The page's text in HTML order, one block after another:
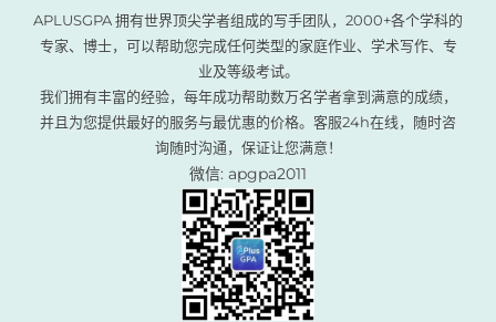
APLUSGPA 拥有世界顶尖学者组成的写手团队，2000+各个学科的
专家、博士，可以帮助您完成任何类型的家庭作业、学术写作、专
业及等级考试。
我们拥有丰富的经验，每年成功帮助数万名学者拿到满意的成绩，
并且为您提供最好的服务与最优惠的价格。客服24h在线，随时咨
询随时沟通，保证让您满意！
微信: apgpa2011